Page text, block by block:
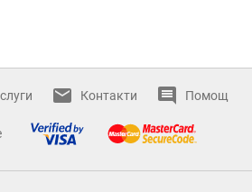
Контакти Помощ